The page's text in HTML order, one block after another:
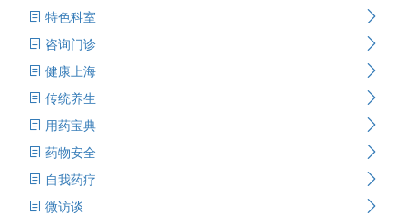
特色科室
咨询门诊
健康上海
传统养生
用药宝典
药物安全
自我药疗
微访谈